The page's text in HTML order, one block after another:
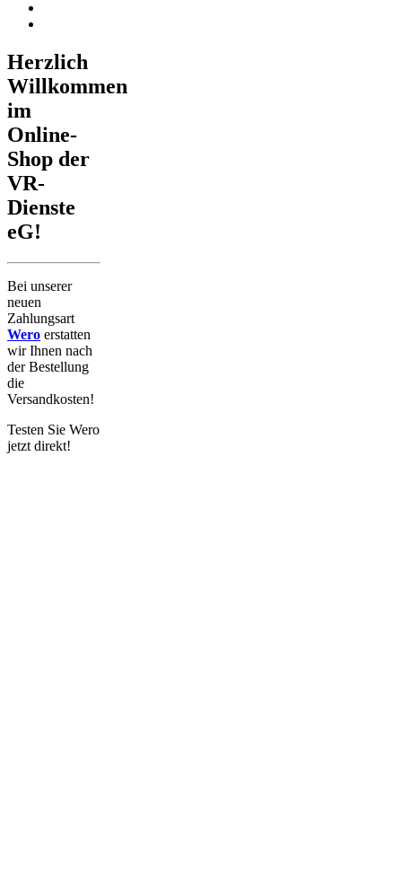
Herzlich
Willkommen
im
Online-
Shop der
VR-
Dienste
eG!
Bei unserer
neuen
Zahlungsart
Wero erstatten
wirIhnen nach
der Bestellung
die
Versandkosten!
Testen Sie Wero
jetzt direkt!